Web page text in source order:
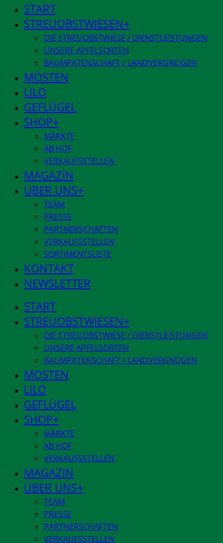
START
STREUOBSTWIESEN
DIE STREUOBSTWIESE / DIENSTLEISTUNGEN
UNSERE APFELSORTEN
BAUMPATENSCHAFT / LANDVERGNÜGEN
MOSTEN
LILO
GEFLÜGEL
SHOP
MÄRKTE
AB HOF
VERKAUFSSTELLEN
MAGAZIN
ÜBER UNS
TEAM
PRESSE
PARTNERSCHAFTEN
VERKAUFSSTELLEN
SORTIMENTSLISTE
KONTAKT
NEWSLETTER
START
STREUOBSTWIESEN
DIE STREUOBSTWIESE / DIENSTLEISTUNGEN
UNSERE APFELSORTEN
BAUMPATENSCHAFT / LANDVERGNÜGEN
MOSTEN
LILO
GEFLÜGEL
SHOP
MÄRKTE
AB HOF
VERKAUFSSTELLEN
MAGAZIN
ÜBER UNS
TEAM
PRESSE
PARTNERSCHAFTEN
VERKAUFSSTELLEN